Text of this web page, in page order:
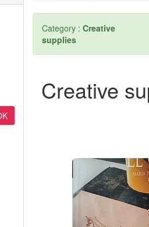
Category : Creative
supplies
Creative